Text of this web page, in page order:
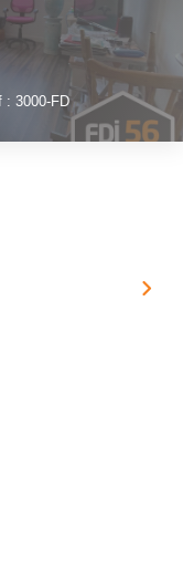
: 3000-FD